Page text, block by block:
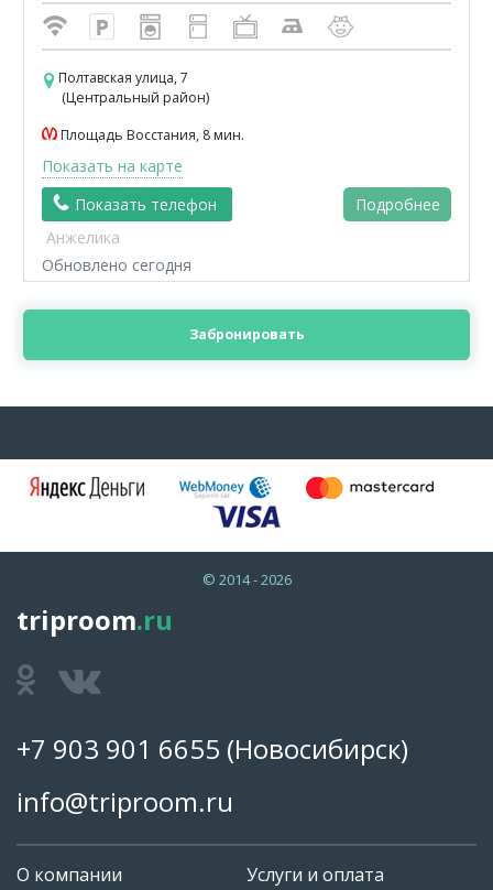
Полтавская улица, 7
(Центральный район)
Площадь Восстания, 8 мин.
Показать на карте
Показать телефон
Подробнее
Анжелика
Обновлено сегодня
Забронировать
© 2014 - 2026
triproom.ru
+7 903 901 6655 (Новосибирск)
info@triproom.ru
О компании Услуги и оплата